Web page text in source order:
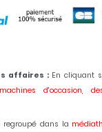
affaires : En cliquant
machines d'occasion,
regroupé dans la